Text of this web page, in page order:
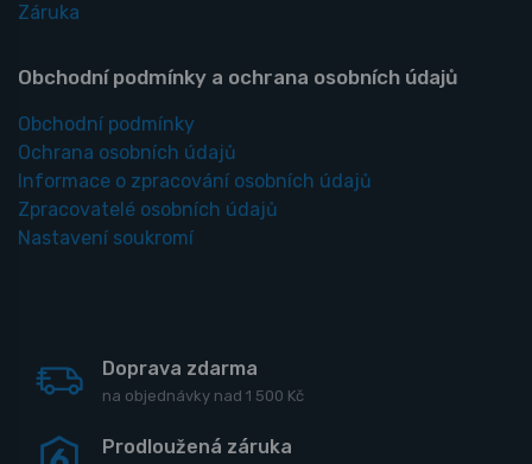
Záruka
Obchodní podmínky a ochrana osobních údajů
Obchodní podmínky
Ochrana osobních údajů
Informace o zpracování osobních údajů
Zpracovatelé osobních údajů
Nastavení soukromí
Doprava zdarma
na objednávky nad 1 500 Kč
Prodloužená záruka